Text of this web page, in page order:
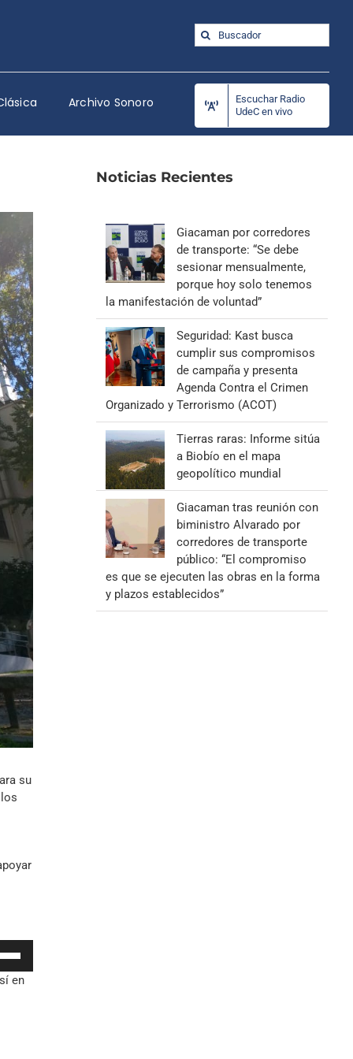
Buscar:
Archivo Sonoro
Escuchar Radio
UdeC en vivo
su
en
Noticias Recientes
Giacaman por corredores
de transporte: “Se debe
sesionar mensualmente,
porque hoy solo tenemos
la manifestación de voluntad”
Seguridad: Kast busca
cumplir sus compromisos
de campaña y presenta
Agenda Contra el Crimen
Organizado y Terrorismo (ACOT)
Tierras raras: Informe sitúa
a Biobío en el mapa
geopolítico mundial
Giacaman tras reunión con
biministro Alvarado por
corredores de transporte
público: “El compromiso
es que se ejecuten las obras en la forma
y plazos establecidos”